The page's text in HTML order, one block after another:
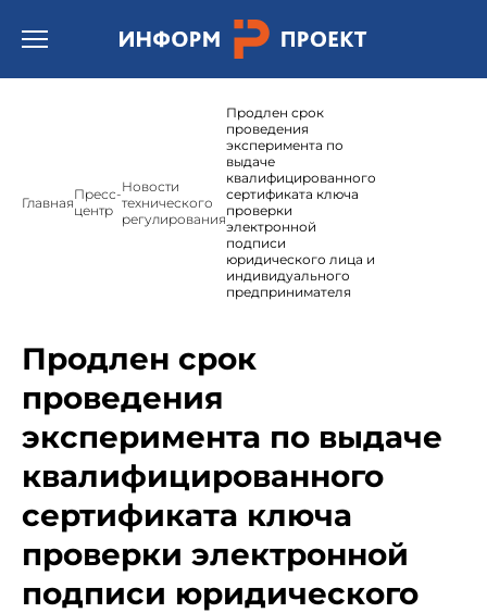
Открыть бургер меню.
ГлавнаяПресс-
центр
Новости
технического
регулирования
Продлен срок
проведения
эксперимента по
выдаче
квалифицированного
сертификата ключа
проверки
электронной
подписи
юридического лица и
индивидуального
предпринимателя
Продлен срок
проведения
эксперимента по выдаче
квалифицированного
сертификата ключа
проверки электронной
подписи юридического